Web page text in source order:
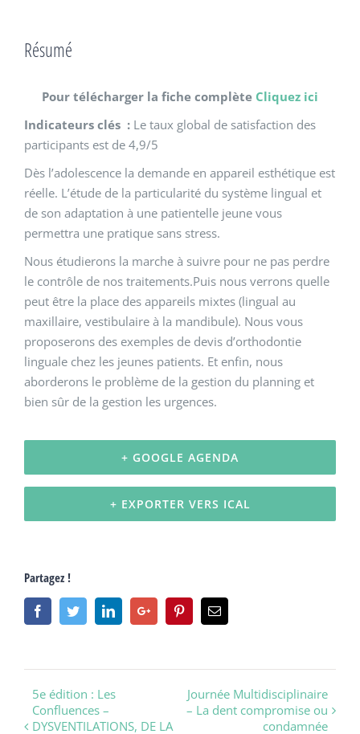
Résumé
Pour télécharger la fiche complète Cliquez ici
Indicateurs clés : Le taux global de satisfaction des
participants est de 4,9/5
Dès l’adolescence la demande en appareil esthétique est
réelle. L’étude de la particularité du système lingual et
de son adaptation à une patientelle jeune vous
permettra une pratique sans stress.
Nous étudierons la marche à suivre pour ne pas perdre
le contrôle de nos traitements.Puis nous verrons quelle
peut être la place des appareils mixtes (lingual au
maxillaire, vestibulaire à la mandibule). Nous vous
proposerons des exemples de devis d’orthodontie
linguale chez les jeunes patients. Et enfin, nous
aborderons le problème de la gestion du planning et
bien sûr de la gestion les urgences.
+ GOOGLE AGENDA
+ EXPORTER VERS ICAL
Partagez !
FacebookTwitterLinkedinGoogle+ PinterestEmail
Navigation
évènement
5e édition : Les
Confluences –
DYSVENTILATIONS, DE LA
Journée Multidisciplinaire
– La dent compromise ou
condamnée